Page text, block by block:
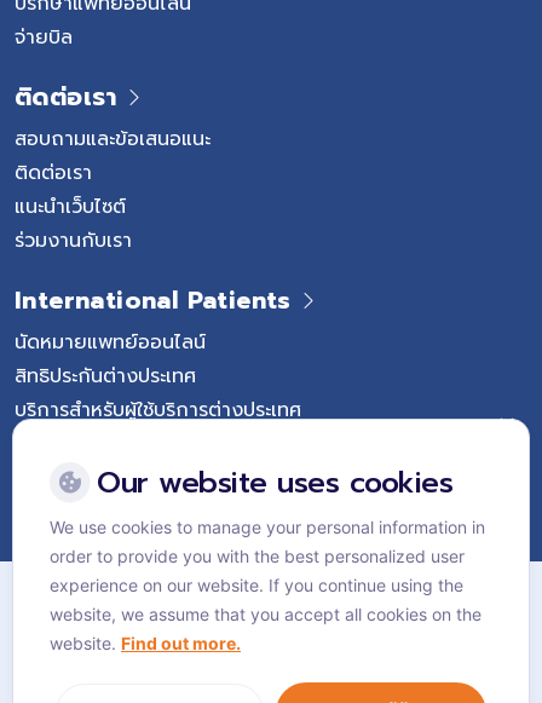
จ่ายบิล
ติดต่อเรา
สอบถามและข้อเสนอแนะ
ติดต่อเรา
แนะนำเว็บไซต์
ร่วมงานกับเรา
International Patients
นัดหมายแพทย์ออนไลน์
สิทธิประกันต่างประเทศ
บริการสำหรับผู้ใช้บริการต่างประเทศ
Follow Vejthani International Hospital
แผนผังเว็บไซต์
นโยบายส่วนบุคคล
Our website uses cookies
We use cookies to manage your personal information in
order to provide you with the best personalized user
experience on our website. If you continue using the
website, we assume that you accept all cookies on the
website. Find out more.